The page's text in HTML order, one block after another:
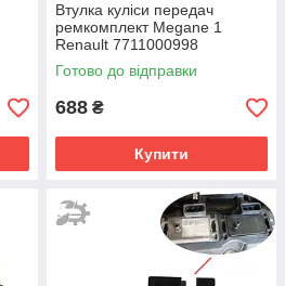
Втулка куліси передач
ремкомплект Megane 1
Renault 7711000998
Готово до відправки
688 ₴
Купити